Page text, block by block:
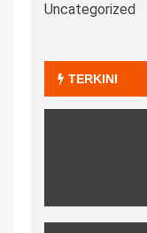
Uncategorized
TERKINI